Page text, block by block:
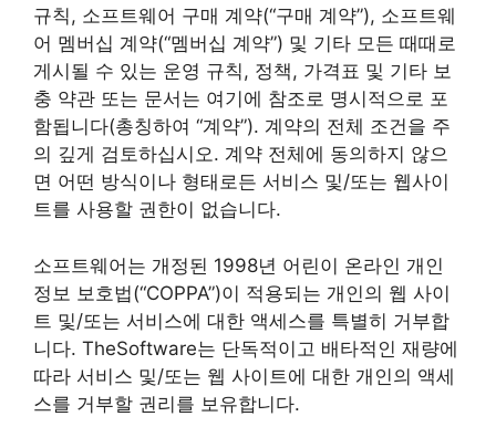
규칙, 소프트웨어 구매 계약(“구매 계약”), 소프트웨
어 멤버십 계약(“멤버십 계약”) 및 기타 모든 때때로
게시될 수 있는 운영 규칙, 정책, 가격표 및 기타 보
충 약관 또는 문서는 여기에 참조로 명시적으로 포
함됩니다(총칭하여 “계약”). 계약의 전체 조건을 주
의 깊게 검토하십시오. 계약 전체에 동의하지 않으
면 어떤 방식이나 형태로든 서비스 및/또는 웹사이
트를 사용할 권한이 없습니다.
소프트웨어는 개정된 1998년 어린이 온라인 개인
정보 보호법(“COPPA”)이 적용되는 개인의 웹 사이
트 및/또는 서비스에 대한 액세스를 특별히 거부합
니다. TheSoftware는 단독적이고 배타적인 재량에
따라 서비스 및/또는 웹 사이트에 대한 개인의 액세
스를 거부할 권리를 보유합니다.